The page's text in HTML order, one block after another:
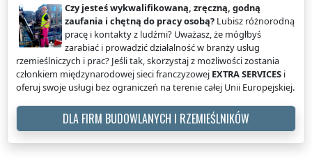
Czy jesteś wykwalifikowaną, zręczną, godną
zaufania i chętną do pracy osobą? Lubisz różnorodną
pracę i kontakty z ludźmi? Uważasz, że mógłbyś
zarabiać i prowadzić działalność w branży usług
rzemieślniczych i prac? Jeśli tak, skorzystaj z możliwości zostania
członkiem międzynarodowej sieci franczyzowej EXTRA SERVICES i
oferuj swoje usługi bez ograniczeń na terenie całej Unii Europejskiej.
DLA FIRM BUDOWLANYCH I RZEMIEŚLNIKÓW